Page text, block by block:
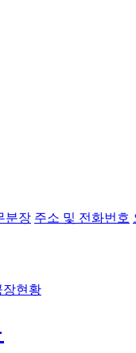
분장 주소 및 전화번호
장현황